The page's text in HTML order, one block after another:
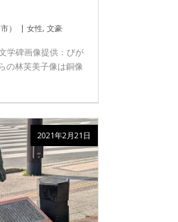
） 女性, 文豪
学碑画像提供：びが
の林芙美子像は銅像
2021年2月21日